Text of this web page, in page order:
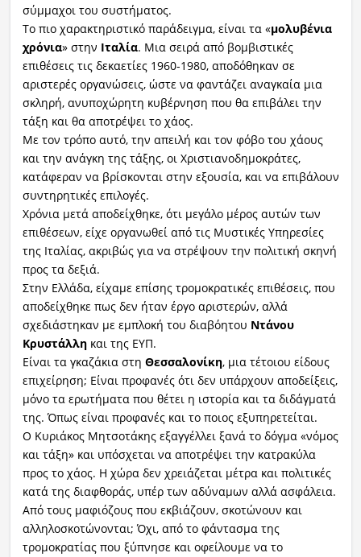
σύμμαχοι του συστήματος.
Το πιο χαρακτηριστικό παράδειγμα, είναι τα «μολυβένια
χρόνια» στην Ιταλία. Μια σειρά από βομβιστικές
επιθέσεις τις δεκαετίες 1960-1980, αποδόθηκαν σε
αριστερές οργανώσεις, ώστε να φαντάζει αναγκαία μια
σκληρή, ανυποχώρητη κυβέρνηση που θα επιβάλει την
τάξη και θα αποτρέψει το χάος.
Με τον τρόπο αυτό, την απειλή και τον φόβο του χάους
και την ανάγκη της τάξης, οι Χριστιανοδημοκράτες,
κατάφεραν να βρίσκονται στην εξουσία, και να επιβάλουν
συντηρητικές επιλογές.
Χρόνια μετά αποδείχθηκε, ότι μεγάλο μέρος αυτών των
επιθέσεων, είχε οργανωθεί από τις Μυστικές Υπηρεσίες
της Ιταλίας, ακριβώς για να στρέψουν την πολιτική σκηνή
προς τα δεξιά.
Στην Ελλάδα, είχαμε επίσης τρομοκρατικές επιθέσεις, που
αποδείχθηκε πως δεν ήταν έργο αριστερών, αλλά
σχεδιάστηκαν με εμπλοκή του διαβόητου Ντάνου
Κρυστάλληκαι της ΕΥΠ.
Είναι τα γκαζάκια στη Θεσσαλονίκη, μια τέτοιου είδους
επιχείρηση; Είναι προφανές ότι δεν υπάρχουν αποδείξεις,
μόνο τα ερωτήματα που θέτει η ιστορία και τα διδάγματά
της. Όπως είναι προφανές και το ποιος εξυπηρετείται.
Ο Κυριάκος Μητσοτάκης εξαγγέλλει ξανά το δόγμα «νόμος
και τάξη» και υπόσχεται να αποτρέψει την κατρακύλα
προς το χάος. Η χώρα δεν χρειάζεται μέτρα και πολιτικές
κατά της διαφθοράς, υπέρ των αδύναμων αλλά ασφάλεια.
Από τους μαφιόζους που εκβιάζουν, σκοτώνουν και
αλληλοσκοτώνονται; Όχι, από το φάντασμα της
τρομοκρατίας που ξύπνησε και οφείλουμε να το